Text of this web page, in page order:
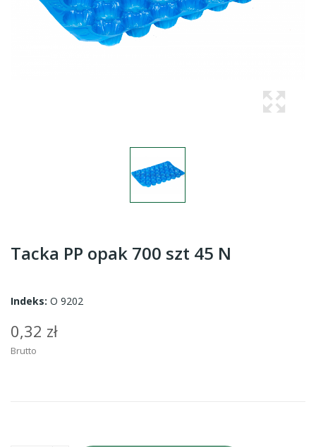
Tacka PP opak 700 szt 45 N
Indeks: O 9202
0,32 zł
Brutto